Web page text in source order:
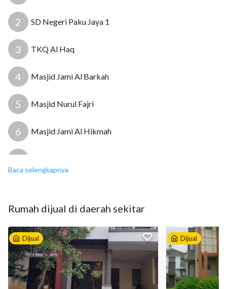
2 SD Negeri Paku Jaya 1
3 TKQ Al Haq
4 Masjid Jami Al Barkah
5 Masjid Nurul Fajri
6 Masjid Jami Al Hikmah
7
9 Klinik Graha Raya Medika
10 Giant Graha Bintaro Jaya
11 Giant Pinang
Baca selengkapnya
Rumah dijual di daerah sekitar
Dijual Dijual